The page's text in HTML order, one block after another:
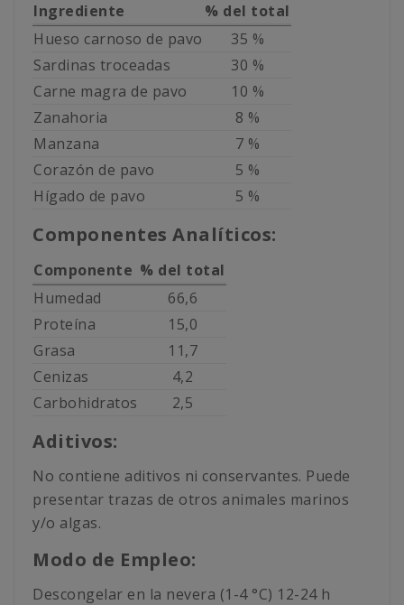
Ingrediente
% del total
Hueso carnoso de pavo
35 %
Sardinas troceadas
30 %
Carne magra de pavo
10 %
Zanahoria
8 %
Manzana
7 %
Corazón de pavo
5 %
Hígado de pavo
5 %
Componentes Analíticos:
Componente % del total
Humedad
66,6
Proteína
15,0
Grasa
11,7
Cenizas
4,2
Carbohidratos
2,5
Aditivos:
No contiene aditivos ni conservantes. Puede
presentar trazas de otros animales marinos
y/o algas.
Modo de Empleo:
Descongelar en la nevera (1-4 °C) 12-24 h